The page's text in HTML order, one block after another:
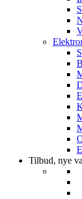
Tilbud, nye